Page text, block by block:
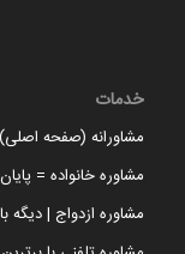
خدمات
مشاورانه (صفحه اصلی)
مشاوره خانواده =
مشاوره ازدواج | دیگه